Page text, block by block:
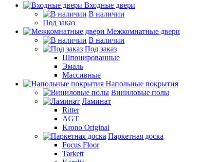
Входные двери
В наличии
Под заказ
Межкомнатные двери
В наличии
Под заказ
Шпонированные
Эмаль
Массивные
Напольные покрытия
Виниловые полы
Ламинат
Ritter
AGT
Krono Original
Паркетная доска
Focus Floor
Tarkett